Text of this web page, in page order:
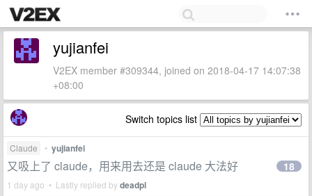
yujianfei
V2EX member #309344, joined on 2018-04-17 14:07:38
+08:00
Switch topics list
Claude • yujianfei
又吸上了 claude，用来用去还是 claude 大法好
1 day ago • Lastly replied bydeadpl
18